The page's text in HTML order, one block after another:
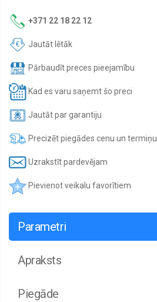
Antifrīzs
Auto
ķīmija
Signalizacijas
+371 22 18 22 12
Jautāt lētāk
Pārbaudīt preces pieejamību
Kad es varu saņemt šo preci
Jautāt par garantiju
Precizēt piegādes cenu un termiņu
Uzrakstīt pardevējam
Pievienot veikalu favorītiem
Parametri
Apraksts
Piegāde